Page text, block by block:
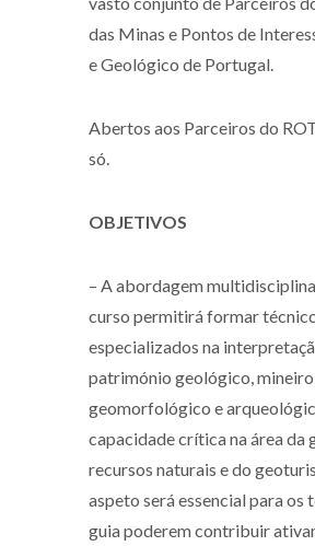
das Minas e Pontos de
e Geológico de Portugal.
Abertos aos Parceiros do
só.
OBJETIVOS
– A abordagem
curso permitirá formar
especializados na
património geológico,
geomorfológico e
capacidade crítica na área da
recursos naturais e do
aspeto será essencial para os
guia poderem contribuir